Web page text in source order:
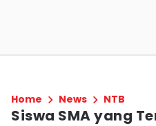
Home News NTB
Siswa SMA yang